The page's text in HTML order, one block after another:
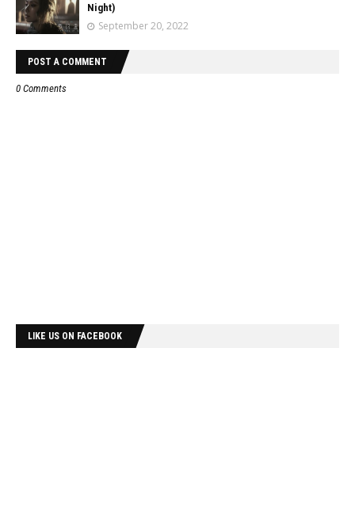
Night)
September 20, 2022
POST A COMMENT
0 Comments
LIKE US ON FACEBOOK